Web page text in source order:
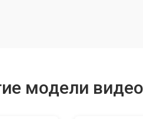
модели